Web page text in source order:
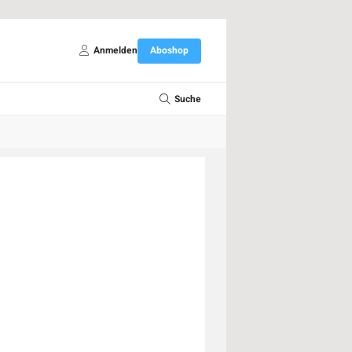
Anmelden Aboshop
Suche